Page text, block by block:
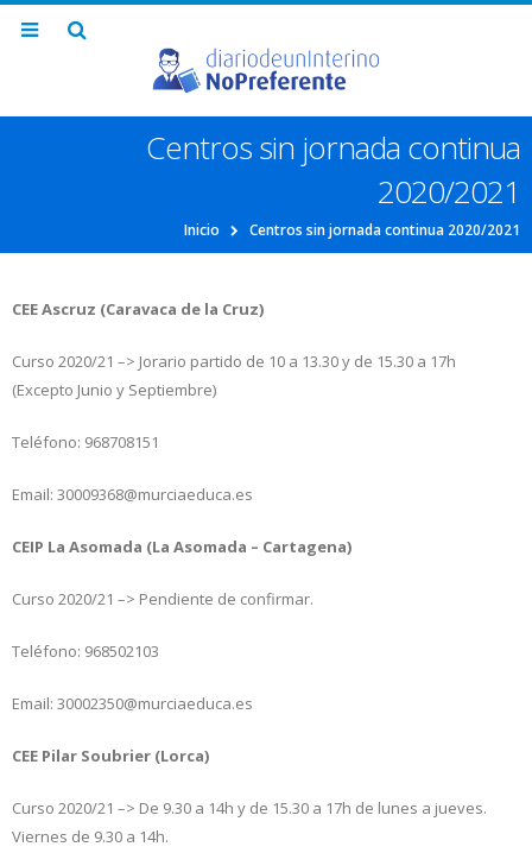
Centros sin jornada continua
2020/2021
Inicio Centros sin jornada continua 2020/2021
CEE Ascruz (Caravaca de la Cruz)
Curso 2020/21 –> Jorario partido de 10 a 13.30 y de 15.30 a 17h
(Excepto Junio y Septiembre)
Teléfono: 968708151
Email: 30009368@murciaeduca.es
CEIP La Asomada (La Asomada – Cartagena)
Curso 2020/21 –> Pendiente de confirmar.
Teléfono: 968502103
Email: 30002350@murciaeduca.es
CEE Pilar Soubrier (Lorca)
Curso 2020/21 –> De 9.30 a 14h y de 15.30 a 17h de lunes a jueves.
Viernes de 9.30 a 14h.